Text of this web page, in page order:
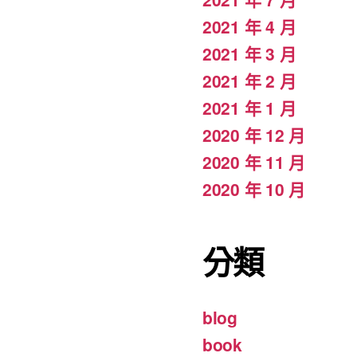
2021 年 4 月
2021 年 3 月
2021 年 2 月
2021 年 1 月
2020 年 12 月
2020 年 11 月
2020 年 10 月
分類
blog
book